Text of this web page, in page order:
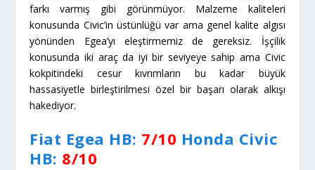
farkı varmış gibi görünmüyor. Malzeme kaliteleri
konusunda Civic’in üstünlüğü var ama genel kalite algısı
yönünden Egea’yı eleştirmemiz de gereksiz. İşçilik
konusunda iki araç da iyi bir seviyeye sahip ama Civic
kokpitindeki cesur kıvrımların bu kadar büyük
hassasiyetle birleştirilmesi özel bir başarı olarak alkışı
hakediyor.
Fiat Egea HB: 7/10 Honda Civic
HB: 8/10